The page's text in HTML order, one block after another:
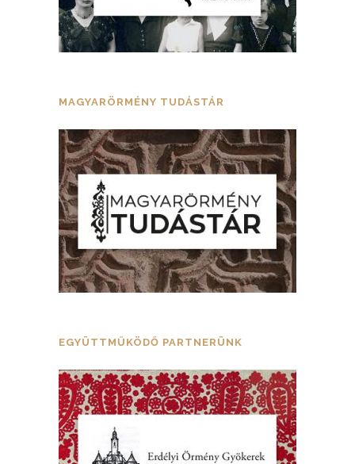
MAGYARÖRMÉNY TUDÁSTÁR
EGYÜTTMŰKÖDŐ PARTNERÜNK